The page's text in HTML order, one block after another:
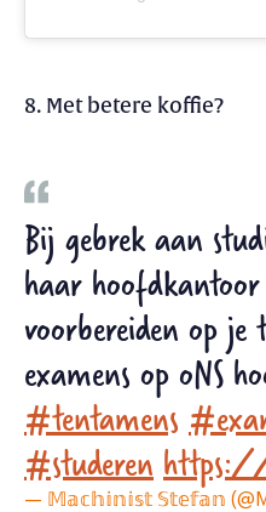
8. Met betere koffie?
Bij gebrek aan
haar
voorbereiden op je
examens op oNS
#tentamens
#studerenhttps://
— 𝕄𝕒𝕔𝕙𝕚𝕟𝕚𝕤𝕥 𝕊𝕥𝕖𝕗𝕒𝕟